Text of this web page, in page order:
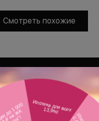
Смотреть похожие
менеджер
в удобное для Вас